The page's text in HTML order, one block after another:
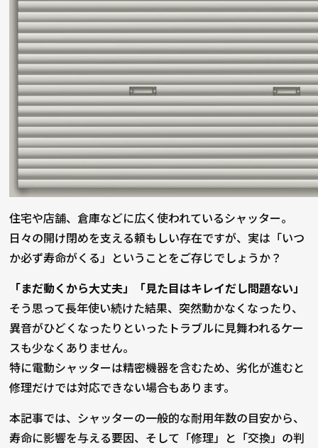
住宅や店舗、倉庫などに広く使われているシャッター。
日々の開け閉めを支える頼もしい存在ですが、実は「いつ
か必ず寿命がくる」ということをご存じでしょうか？
「まだ動くから大丈夫」「見た目はキレイだし問題ない」
――そう思って長年使い続けた結果、突然動かなくなったり、
異音がひどくなったりといったトラブルに見舞われるケー
スも少なくありません。
特に電動シャッターは精密機器を含むため、劣化が進むと
修理だけでは対応できない場合もあります。
本記事では、シャッターの一般的な耐用年数の目安から、
寿命に影響を与える要因、そして「修理」と「交換」の判